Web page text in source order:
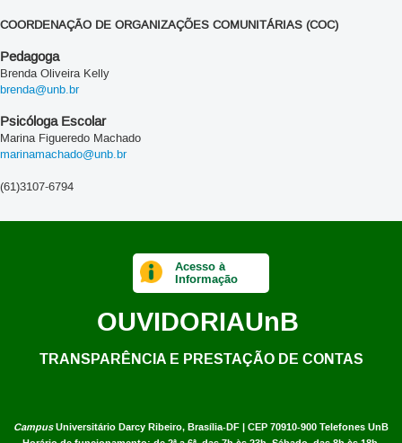
COORDENAÇÃO DE ORGANIZAÇÕES COMUNITÁRIAS (COC)
Pedagoga
Brenda Oliveira Kelly
brenda@unb.br
Psicóloga Escolar
Marina Figueredo Machado
marinamachado@unb.br
(61)3107-6794
CampusUniversitário Darcy Ribeiro, Brasília-DF | CEP 70910-900 Telefones UnB
Acesso à
Informação
OUVIDORIAUnB
TRANSPARÊNCIA E PRESTAÇÃO DE CONTAS